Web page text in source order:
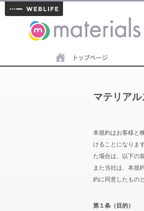
materials
マテリア
本規約はお客様と
けることになりま
た場合は、以下の
また当社は、本規
約に同意したもの
第１条（目的）